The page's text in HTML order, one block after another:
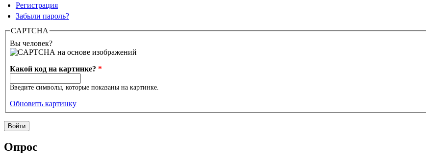
Регистрация
Забыли пароль?
CAPTCHA
Вы человек?
Какой код на картинке? *
Введите символы, которые показаны на картинке.
Обновить картинку
Опрос